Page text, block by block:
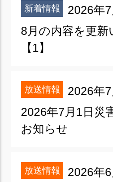
新着情報
2026年
8月の内容を更新
【1】
放送情報
2026年
2026年7月1日災
お知らせ
放送情報
2026年